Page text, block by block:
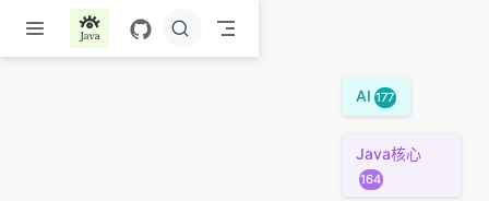
跳至主要內容
AI 177
Java核心
164